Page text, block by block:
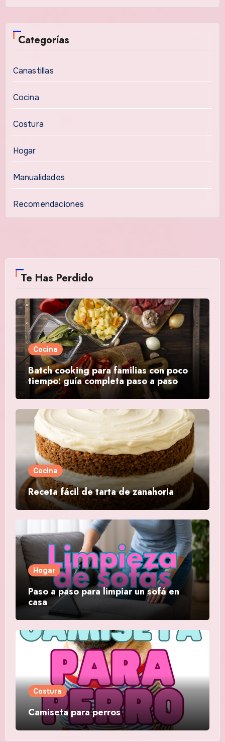
Categorías
Canastillas
Cocina
Costura
Hogar
Manualidades
Recomendaciones
Te Has Perdido
Cocina
Batch cooking para familias con poco
tiempo: guía completa paso a paso
Cocina
Receta fácil de tarta de zanahoria
Hogar
Paso a paso para limpiar un sofá en
casa
Costura
Camiseta para perros